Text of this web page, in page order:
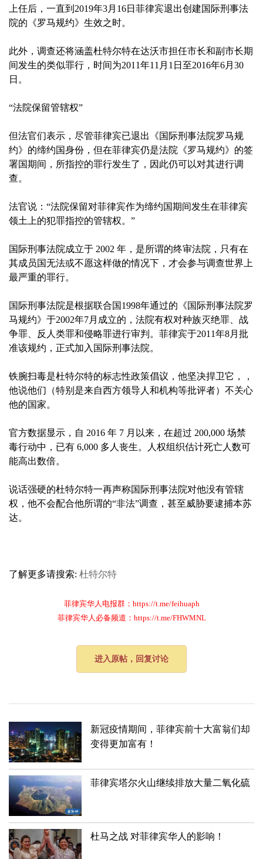
上任后，一直到2019年3月16日菲律宾退出创建国际刑事法
院的《罗马规约》生效之时。
此外，调查还将涵盖杜特尔特在达沃市担任市长和副市长期
间发生的类似罪行，时间为2011年11月1日至2016年6月30
日。
“法院保留管辖权”
但法官们表示，尽管菲律宾已退出《国际刑事法院罗马规
约》的缔约国身份，但在菲律宾仍是法院《罗马规约》的签
署国期间，所指控的罪行发生了，因此仍可以对其进行调
查。
法官说：“法院保留对菲律宾作为缔约国期间发生在菲律宾
领土上的犯罪指控的管辖权。”
国际刑事法院成立于 2002 年，是所谓的终审法院，只有在
其成员国无法或不愿这样做的情况下，才会参与调查世界上
最严重的罪行。
国际刑事法院是根据联合国1998年通过的《国际刑事法院罗
马规约》于2002年7月成立的，法院有权对种族灭绝罪、战
争罪、反人类罪和侵略罪进行审判。菲律宾于2011年8月批
准该规约，正式加入国际刑事法院。
铁腕扫毒是杜特尔特的标志性政策倡议，他坚决捍卫它，，
他说他们（特别是来自西方领导人和机构等批评者）不关心
他的国家。
官方数据显示，自 2016 年 7 月以来，在超过 200,000 场禁
毒行动中，已有 6,000 多人丧生。人权组织估计死亡人数可
能高出数倍。
说话强硬的杜特尔特一再声称国际刑事法院对他没有管辖
权，他不会配合他所谓的“非法”调查，甚至威胁要逮捕本苏
达。
了解更多请搜索: 杜特尔特
菲律宾华人电报群：https://t.me/feihuaph
菲律宾华人必备频道：https://t.me/FHWMNL
进入原帖，回复讨论
新冠疫情期间，菲律宾前十大富翁们却
变得更加富有！
菲律宾塔尔火山继续排放大量二氧化硫
杜马之战 对菲律宾华人的影响！